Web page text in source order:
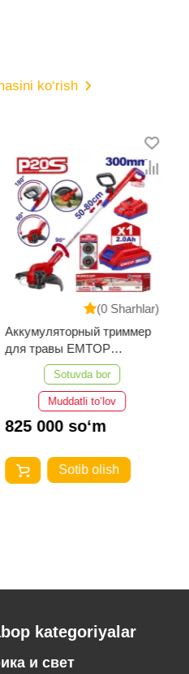
ko‘rish
(0 Sharhlar)
Аккумуляторный триммер
для травы EMTOP
ELGT203285
Sotuvda bor
Muddatli to‘lov
825 000 so‘m
Sotib olish
kategoriyalar
и свет